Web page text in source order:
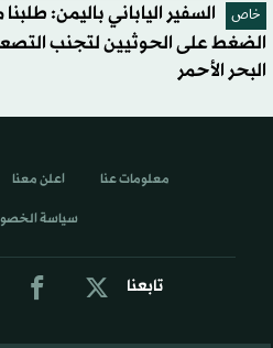
خاص
السفير الياباني باليمن:
الضغط على الحوثيين لتجنب
البحر الأحمر
تابعنا
معلومات عنا اعلن معنا
سياسة